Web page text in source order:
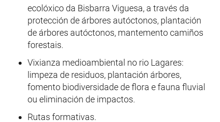
ecolóxico da Bisbarra Viguesa, a través da
protección de árbores autóctonos, plantación
de árbores autóctonos, mantemento camiños
forestais.
Vixianza medioambiental no rio Lagares:
limpeza de residuos, plantación árbores,
fomento biodiversidade de flora e fauna fluvial
ou eliminación de impactos.
Rutas formativas.